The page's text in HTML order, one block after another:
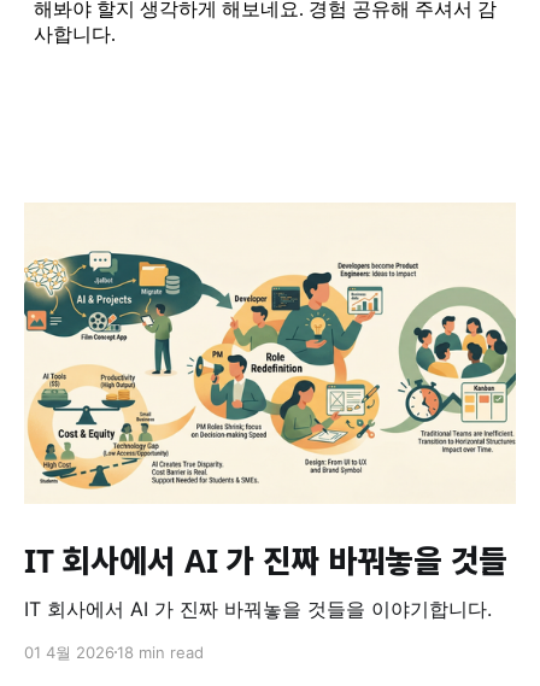
IT 회사에서 AI 가 진짜 바꿔놓을 것들
IT 회사에서 AI 가 진짜 바꿔놓을 것들을 이야기합니다.
01 4월 2026 18 min read